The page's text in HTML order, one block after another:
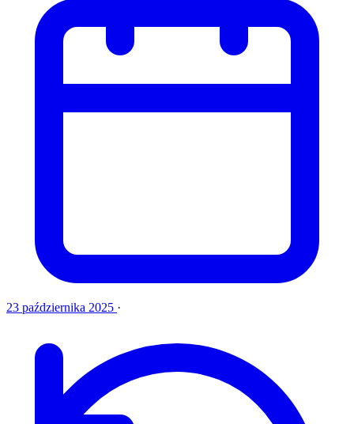
23 października 2025 ·